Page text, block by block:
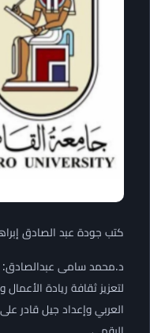
كتب جودة عبد الصادق
د.محمد سامى عبدالصادق:
لتعزيز ثقافة ريادة
العربي وإعداد جيل قادر
الرقمى.